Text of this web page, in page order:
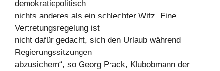
demokratiepolitisch
nichts anderes als ein schlechter Witz. Eine
Vertretungsregelung ist
nicht dafür gedacht, sich den Urlaub während
Regierungssitzungen
abzusichern“, so Georg Prack, Klubobmann der